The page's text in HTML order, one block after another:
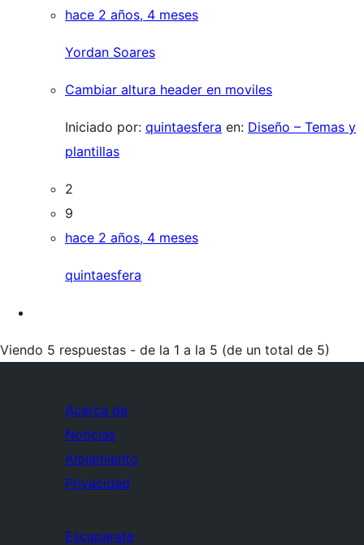
hace 2 años, 4 meses
Yordan Soares
Cambiar altura header en moviles
Iniciado por: quintaesfera en: Diseño – Temas y
plantillas
2
9
hace 2 años, 4 meses
quintaesfera
Viendo 5 respuestas - de la 1 a la 5 (de un total de 5)
Acerca de
Noticias
Alojamiento
Privacidad
Escaparate